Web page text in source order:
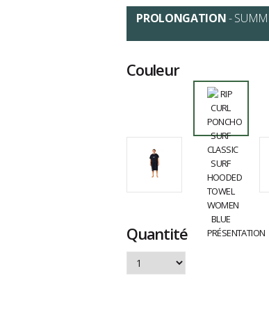
PROLONGATION-
Couleur
Quantité